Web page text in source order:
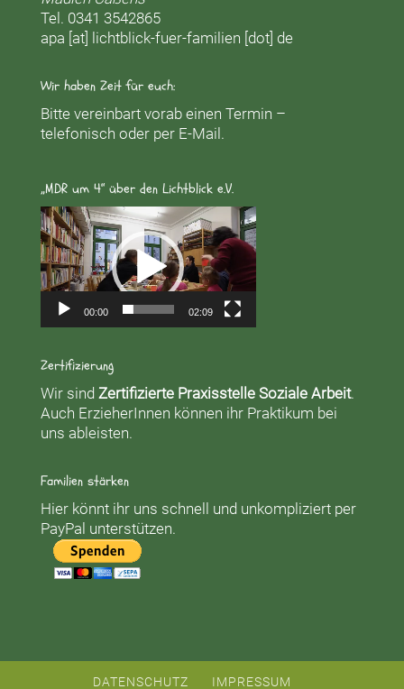
Tel. 0341 3542865
apa [at] lichtblick-fuer-familien [dot] de
Wir haben Zeit für euch:
Bitte vereinbart vorab einen Termin –
telefonisch oder per E-Mail.
„MDR um 4“ über den Lichtblick e.V.
Video-
Player
00:00 02:09
Zertifizierung
Wir sind Zertifizierte Praxisstelle Soziale Arbeit.
Auch ErzieherInnen können ihr Praktikum bei
uns ableisten.
Familien stärken
Hier könnt ihr uns schnell und unkompliziert per
PayPal unterstützen.
DATENSCHUTZ IMPRESSUM